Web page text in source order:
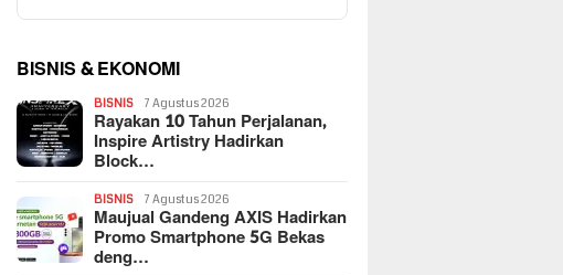
BISNIS & EKONOMI
BISNIS 7 Agustus 2026
Rayakan 10 Tahun Perjalanan,
Inspire Artistry Hadirkan
Block…
BISNIS 7 Agustus 2026
Maujual Gandeng AXIS Hadirkan
Promo Smartphone 5G Bekas
deng…